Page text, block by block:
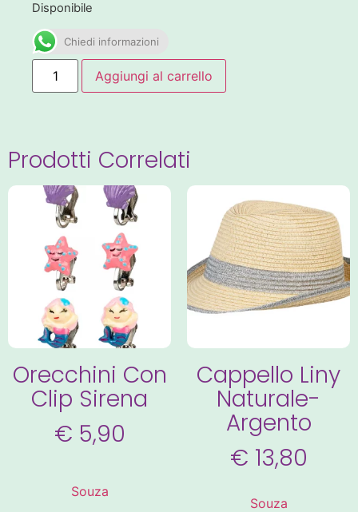
Disponibile
Chiedi informazioni
Aggiungi al carrello
Prodotti Correlati
Orecchini Con
Clip Sirena
€ 5,90
Souza
Cappello Liny
Naturale-
Argento
€ 13,80
Souza